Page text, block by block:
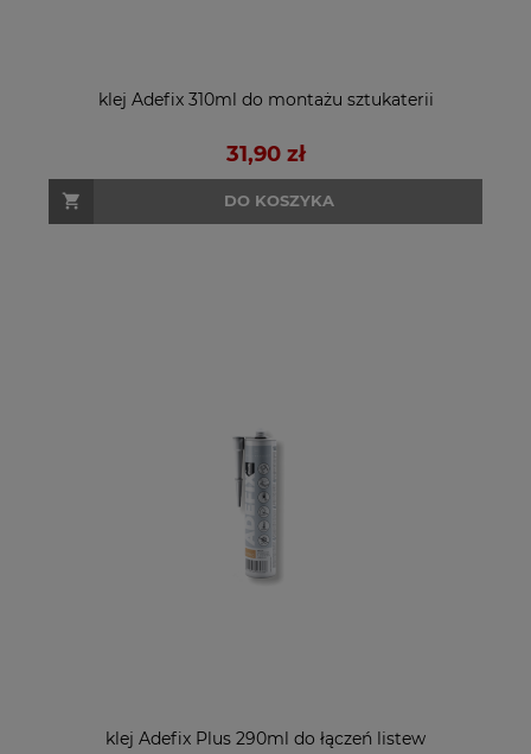
klej Adefix 310ml do montażu sztukaterii
31,90 zł
DO KOSZYKA
klej Adefix Plus 290ml do łączeń listew